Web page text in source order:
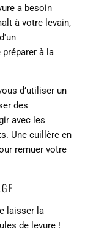
a besoin
à votre levain,
à la
d’utiliser un
des
avec les
Une cuillère en
remuer votre
laisser la
de levure !